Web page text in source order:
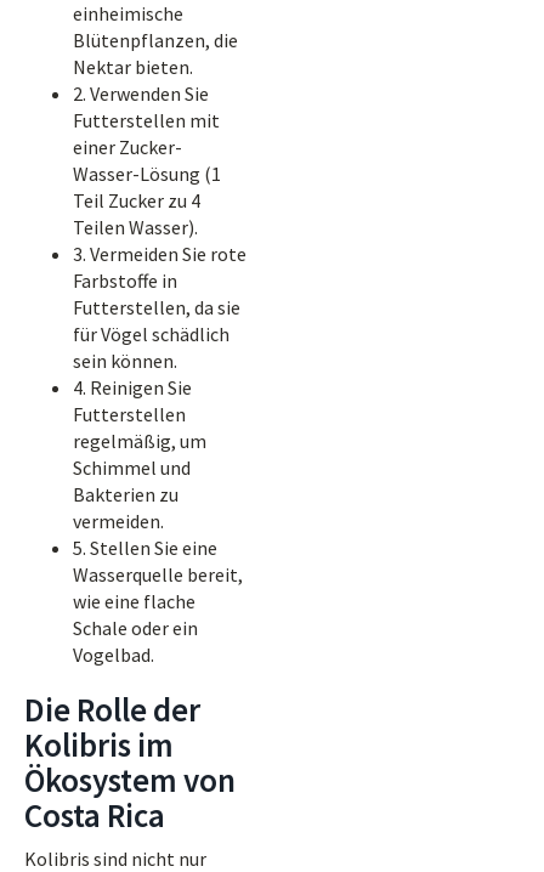
einheimische
Blütenpflanzen, die
Nektar bieten.
2. Verwenden Sie
Futterstellen mit
einer Zucker-
Wasser-Lösung (1
Teil Zucker zu 4
Teilen Wasser).
3. Vermeiden Sie rote
Farbstoffe in
Futterstellen, da sie
für Vögel schädlich
sein können.
4. Reinigen Sie
Futterstellen
regelmäßig, um
Schimmel und
Bakterien zu
vermeiden.
5. Stellen Sie eine
Wasserquelle bereit,
wie eine flache
Schale oder ein
Vogelbad.
Die Rolle der
Kolibris im
Ökosystem von
Costa Rica
Kolibris sind nicht nur